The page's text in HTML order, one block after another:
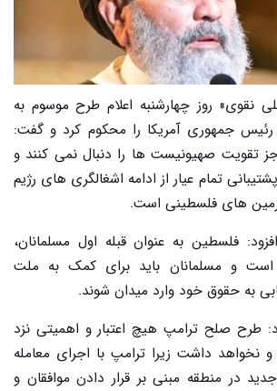
نقوی» روز چهارشنبه اعلام طرح موسوم به
جمهوری آمریکا را محکوم کرد و گفت:
تقویت صهیونیست ها را دنبال نمی کنند و
تمام عیار از ادامه اشغالگری های رژیم
های فلسطینی است.
فلسطین به عنوان قبله اول مسلمانان،
است و مسلمانان باید برای کمک به ملت
به حقوق خود وارد میدان شوند.
طرح صلح ترامپ هیچ اعتبار و اهمیتی نزد
نخواهد داشت زیرا ترامپ با اجرای معامله
در منطقه مبنی بر قرار دادن موافقان و